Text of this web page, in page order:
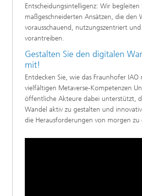
Entscheidungsintelligenz: Wir begleiten
maßgeschneiderten Ansätzen, die den
vorausschauend, nutzungszentriert und
vorantreiben.
Gestalten Sie den digitalen
mit!
Entdecken Sie, wie das Fraunhofer IAO
vielfältigen Metaverse-Kompetenzen
öffentliche Akteure dabei unterstützt,
Wandel aktiv zu gestalten und
die Herausforderungen von morgen zu